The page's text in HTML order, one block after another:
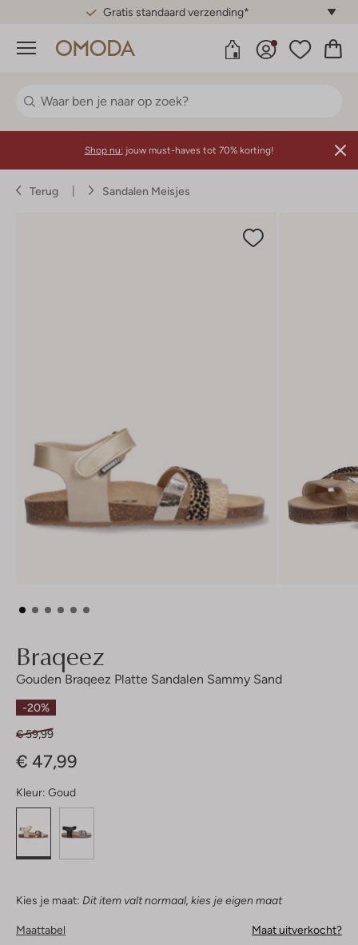
Gratis standaard verzending*
Menu
Shop nu: jouw must-haves tot 70% korting!
Terug Sandalen Meisjes
Braqeez
Gouden Braqeez Platte Sandalen Sammy Sand
-20%
€ 59,99
€ 47,99
Kleur: Goud
Kies je maat: Dit item valt normaal, kies je eigen maat
Maattabel Maat uitverkocht?